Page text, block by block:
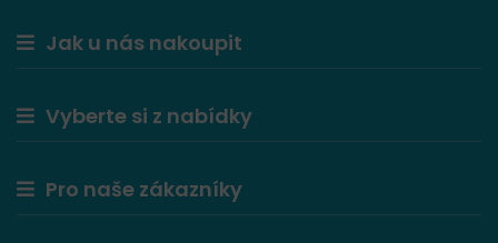
Jak u nás nakoupit
Vyberte si z nabídky
Pro naše zákazníky